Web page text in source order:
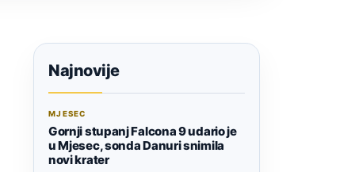
Najnovije
MJESEC
Gornji stupanj Falcona 9 udario je
u Mjesec, sonda Danuri snimila
novi krater